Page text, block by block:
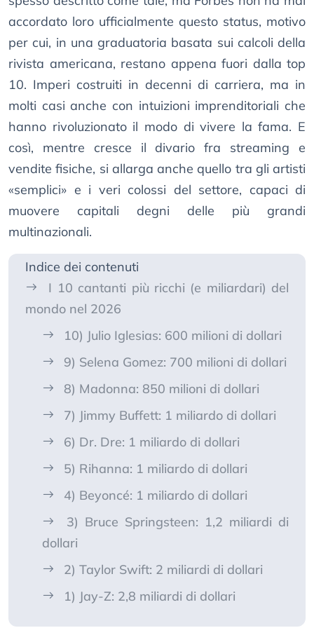
accordato loro ufficialmente questo status, motivo
per cui, in una graduatoria basata sui calcoli della
rivista americana, restano appena fuori dalla top
10. Imperi costruiti in decenni di carriera, ma in
molti casi anche con intuizioni imprenditoriali che
hanno rivoluzionato il modo di vivere la fama. E
così, mentre cresce il divario fra streaming e
vendite fisiche, si allarga anche quello tra gli artisti
«semplici» e i veri colossi del settore, capaci di
muovere capitali degni delle più grandi
multinazionali.
Indice dei contenuti
I 10 cantanti più ricchi (e miliardari) del
mondo nel 2026
10) Julio Iglesias: 600 milioni di dollari
9) Selena Gomez: 700 milioni di dollari
8) Madonna: 850 milioni di dollari
7) Jimmy Buffett: 1 miliardo di dollari
6) Dr. Dre: 1 miliardo di dollari
5) Rihanna: 1 miliardo di dollari
4) Beyoncé: 1 miliardo di dollari
3) Bruce Springsteen: 1,2 miliardi di
dollari
2) Taylor Swift: 2 miliardi di dollari
1) Jay-Z: 2,8 miliardi di dollari